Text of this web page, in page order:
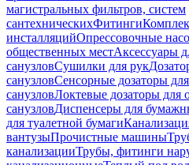
магистральных фильтров, систем
сантехническихФитинги
инсталляцийОпрессовочные
общественных местАксессуары
санузловСушилки для рук
санузловСенсорные дозаторы
санузловЛоктевые дозаторы для
санузловДиспенсеры для
для туалетной бумаги
вантузыПрочистные машины
канализацииТрубы, фитинги